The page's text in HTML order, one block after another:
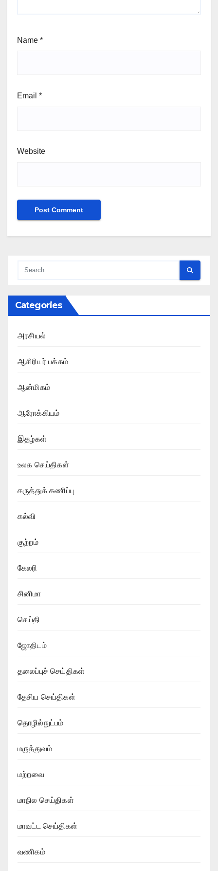
Name *
Email *
Website
Categories
அரசியல்
ஆசிரியர் பக்கம்
ஆன்மிகம்
ஆரோக்கியம்
இதழ்கள்
உலக செய்திகள்
கருத்துக் கணிப்பு
கல்வி
குற்றம்
கேலரி
சினிமா
செய்தி
ஜோதிடம்
தலைப்புச் செய்திகள்
தேசிய செய்திகள்
தொழில்நுட்பம்
மருத்துவம்
மற்றவை
மாநில செய்திகள்
மாவட்ட செய்திகள்
வணிகம்